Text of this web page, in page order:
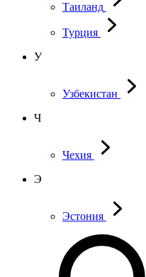
Таиланд
Турция
У
Узбекистан
Ч
Чехия
Э
Эстония